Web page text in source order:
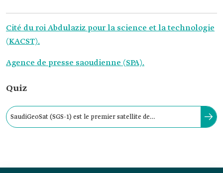
Cité du roi Abdulaziz pour la science et la technologie
(KACST).
Agence de presse saoudienne (SPA).
Quiz
SaudiGeoSat (SGS-1) est le premier satellite de